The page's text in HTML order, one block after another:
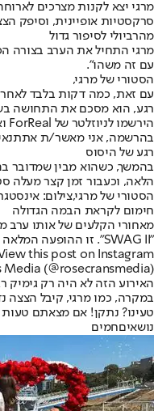
מרגי יצא לקנות מצרכים
סרקסטיות אופיינית, וסיפק
מהרביולי לסיפור גדול
מרגי התחיל את הערב בצורה
עם זה משהו".
הסטורי של מרגי,
עם זאת, כמה דקות בלבד לאחר
רגע, הוא מסכם את התחושה
הירשמו לניוזלטר של ForReal ואנחנו נדאג שלא תפספסו שום דבר חשוב!
בהרשמה, אני מאשר/ת את
רגע של היסוס
בהמשך, כשהוא מבין שמדובר
הלאה, וכעבור זמן קצר מעלה
הסטורי של מרגי,צילום:
חימום לקראת הבמה הגדולה
"SWAG II". זו ההופעה המלאה ראשונה שלו מאז 2022, לאחר שביטל את סיבוב ההופעות מסיבות בריאותיות.
this post on Instagram
Media (@rosecransmedia)
האירוע הזה לא היה רק גימיק
במקרה, כמו מרגי, קיבל הצצה
טעינו? נתקן! אם מצאתם
נושאיםחמים